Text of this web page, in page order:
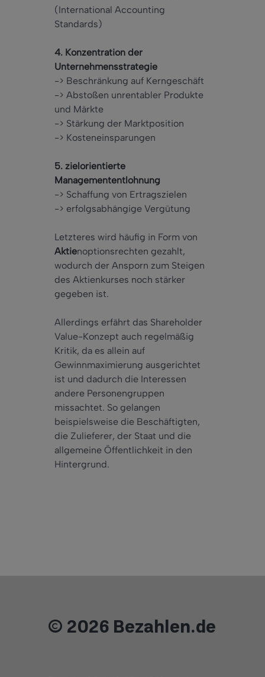
(International Accounting
Standards)
4. Konzentration der
Unternehmensstrategie
-> Beschränkung auf Kerngeschäft
-> Abstoßen unrentabler Produkte
und Märkte
-> Stärkung der Marktposition
-> Kosteneinsparungen
5. zielorientierte
Managemententlohnung
-> Schaffung von Ertragszielen
-> erfolgsabhängige Vergütung
Letzteres wird häufig in Form von
Aktienoptionsrechten gezahlt,
wodurch der Ansporn zum Steigen
des Aktienkurses noch stärker
gegeben ist.
Allerdings erfährt das Shareholder
Value-Konzept auch regelmäßig
Kritik, da es allein auf
Gewinnmaximierung ausgerichtet
ist und dadurch die Interessen
andere Personengruppen
missachtet. So gelangen
beispielsweise die Beschäftigten,
die Zulieferer, der Staat und die
allgemeine Öffentlichkeit in den
Hintergrund.
© 2026 Bezahlen.de